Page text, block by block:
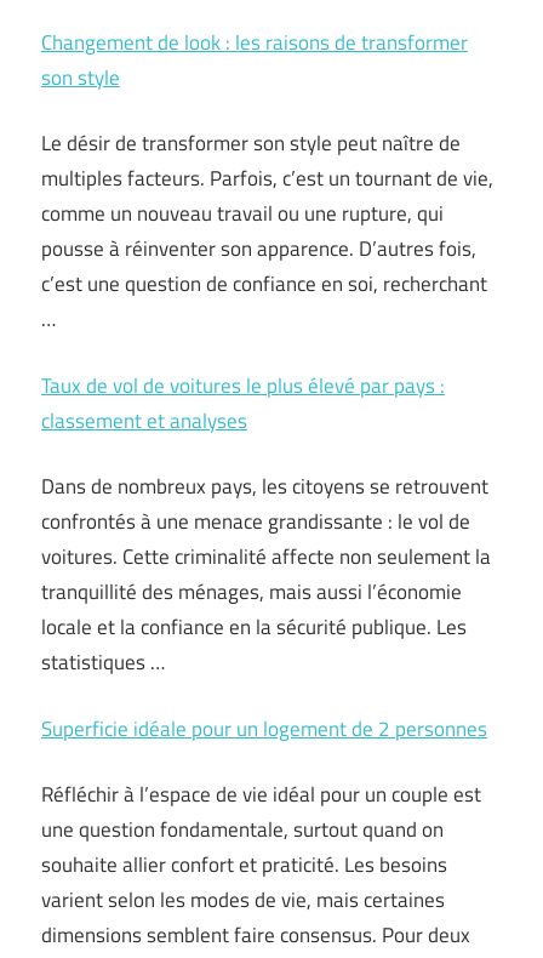
Changement de look : les raisons de transformer
son style
Le désir de transformer son style peut naître de
multiples facteurs. Parfois, c’est un tournant de vie,
comme un nouveau travail ou une rupture, qui
pousse à réinventer son apparence. D’autres fois,
c’est une question de confiance en soi, recherchant
…
Taux de vol de voitures le plus élevé par pays :
classement et analyses
Dans de nombreux pays, les citoyens se retrouvent
confrontés à une menace grandissante : le vol de
voitures. Cette criminalité affecte non seulement la
tranquillité des ménages, mais aussi l’économie
locale et la confiance en la sécurité publique. Les
statistiques …
Superficie idéale pour un logement de 2 personnes
Réfléchir à l’espace de vie idéal pour un couple est
une question fondamentale, surtout quand on
souhaite allier confort et praticité. Les besoins
varient selon les modes de vie, mais certaines
dimensions semblent faire consensus. Pour deux